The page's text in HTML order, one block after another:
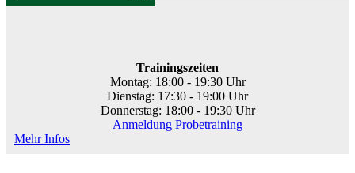
Trainingszeiten
Montag: 18:00 - 19:30 Uhr
Dienstag: 17:30 - 19:00 Uhr
Donnerstag: 18:00 - 19:30 Uhr
Anmeldung Probetraining
Mehr Infos